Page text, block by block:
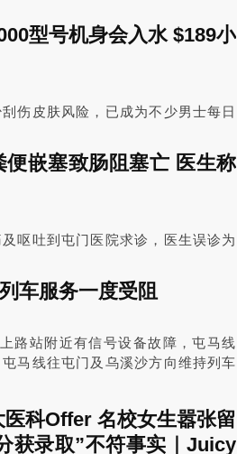
现连跌4天。
型号机身会入水 $189小
伤皮肤风险，已成为不少男士每日
理消委会电须刨评测结果，即睇电
嵌塞致肠阻塞亡 医生称
呕吐到屯门医院求诊，医生误诊为
讯，医生供称患者求诊时腹部柔
者进行探肛检查。周官关注医生有
无问过呢个病史”，惟确认医疗纪
车服务一度受阻
路站附近有信号设备故障，屯马线
马线往屯门及乌溪沙方向维持列车
科Offer 名校女生嚣张留
获录取”不符事实｜Juicy